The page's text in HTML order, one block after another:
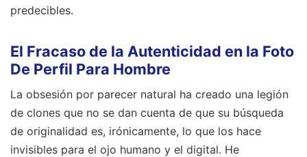
predecibles.
El Fracaso de la Autenticidad en la Foto
De Perfil Para Hombre
La obsesión por parecer natural ha creado una legión
de clones que no se dan cuenta de que su búsqueda
de originalidad es, irónicamente, lo que los hace
invisibles para el ojo humano y el digital. He